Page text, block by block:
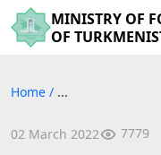
MINISTRY OF
OF
Home / ...
02 March 2022 7779